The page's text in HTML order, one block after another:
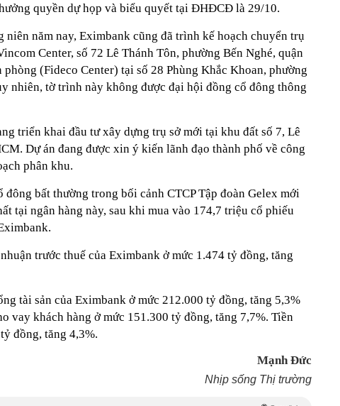
quyền dự họp và biểu quyết tại ĐHĐCĐ là 29/10.
năm nay, Eximbank cũng đã trình kế hoạch chuyển trụ
Center, số 72 Lê Thánh Tôn, phường Bến Nghé, quận
phòng (Fideco Center) tại số 28 Phùng Khắc Khoan, phường
nhiên, tờ trình này không được đại hội đồng cổ đông thông
triển khai đầu tư xây dựng trụ sở mới tại khu đất số 7, Lê
Dự án đang được xin ý kiến lãnh đạo thành phố về công
phân khu.
bất thường trong bối cảnh CTCP Tập đoàn Gelex mới
tại ngân hàng này, sau khi mua vào 174,7 triệu cổ phiếu
trước thuế của Eximbank ở mức 1.474 tỷ đồng, tăng
tài sản của Eximbank ở mức 212.000 tỷ đồng, tăng 5,3%
vay khách hàng ở mức 151.300 tỷ đồng, tăng 7,7%. Tiền
đồng, tăng 4,3%.
Mạnh Đức
Nhịp sống Thị trường